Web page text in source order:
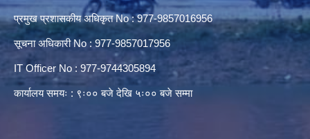
प्रमुख प्रशासकीय अधिकृत No : 977-9857016956
सूचना अधिकारी No : 977-9857017956
IT Officer No : 977-9744305894
कार्यालय समयः : ९ः०० बजे देखि ५ः०० बजे सम्मा